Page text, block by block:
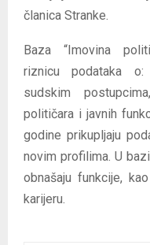
članica Stranke.
Baza “Imovina
riznicu podataka o:
sudskim
političara i javnih
godine prikupljaju
novim profilima. U
obnašaju funkcije,
karijeru.